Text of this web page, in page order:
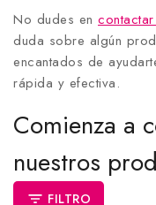
No dudes en
duda sobre algún
encantados de
rápida y efectiva.
Comienza a
nuestros
FILTRO